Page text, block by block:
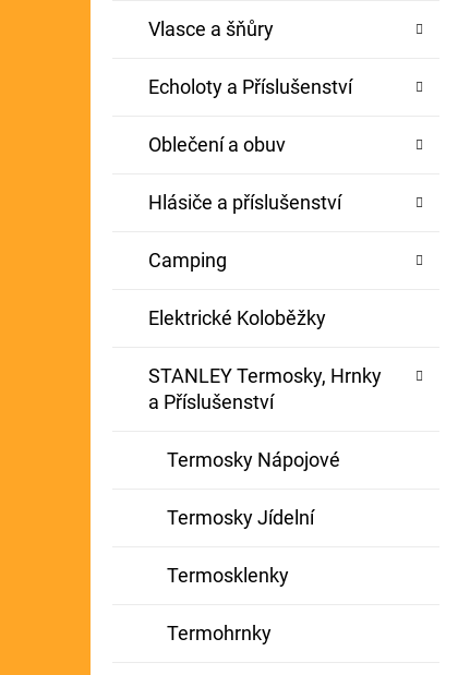
Vlasce a šňůry
Echoloty a Příslušenství
Oblečení a obuv
Hlásiče a příslušenství
Camping
Elektrické Koloběžky
STANLEY Termosky, Hrnky
a Příslušenství
Termosky Nápojové
Termosky Jídelní
Termosklenky
Termohrnky